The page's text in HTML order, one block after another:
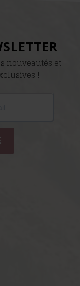
nouveautés et
!